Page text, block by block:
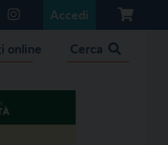
Accedi
online Cerca